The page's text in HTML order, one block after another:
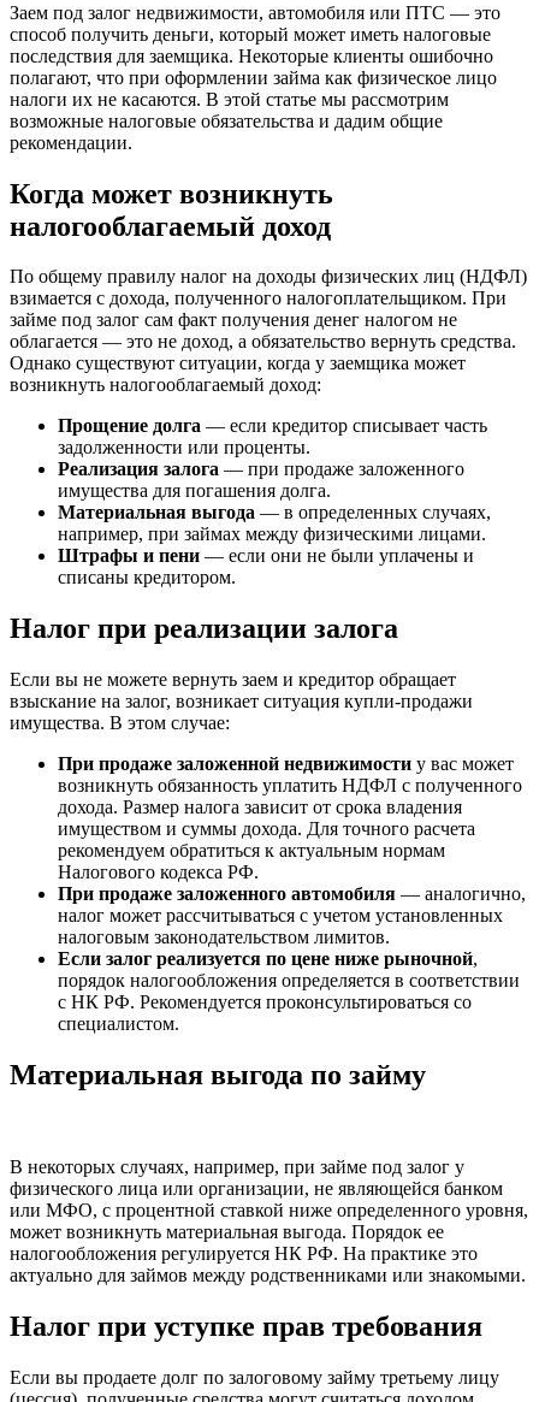
Заем под залог недвижимости, автомобиля или ПТС — это
способ получить деньги, который может иметь налоговые
последствия для заемщика. Некоторые клиенты ошибочно
полагают, что при оформлении займа как физическое лицо
налоги их не касаются. В этой статье мы рассмотрим
возможные налоговые обязательства и дадим общие
рекомендации.
Когда может возникнуть
налогооблагаемый доход
По общему правилу налог на доходы физических лиц (НДФЛ)
взимается с дохода, полученного налогоплательщиком. При
займе под залог сам факт получения денег налогом не
облагается — это не доход, а обязательство вернуть средства.
Однако существуют ситуации, когда у заемщика может
возникнуть налогооблагаемый доход:
Прощение долга — если кредитор списывает часть
задолженности или проценты.
Реализация залога — при продаже заложенного
имущества для погашения долга.
Материальная выгода — в определенных случаях,
например, при займах между физическими лицами.
Штрафы и пени — если они не были уплачены и
списаны кредитором.
Налог при реализации залога
Если вы не можете вернуть заем и кредитор обращает
взыскание на залог, возникает ситуация купли-продажи
имущества. В этом случае:
При продаже заложенной недвижимости у вас может
возникнуть обязанность уплатить НДФЛ с полученного
дохода. Размер налога зависит от срока владения
имуществом и суммы дохода. Для точного расчета
рекомендуем обратиться к актуальным нормам
Налогового кодекса РФ.
При продаже заложенного автомобиля — аналогично,
налог может рассчитываться с учетом установленных
налоговым законодательством лимитов.
Если залог реализуется по цене ниже рыночной,
порядок налогообложения определяется в соответствии
с НК РФ. Рекомендуется проконсультироваться со
специалистом.
Материальная выгода по займу
В некоторых случаях, например, при займе под залог у
физического лица или организации, не являющейся банком
или МФО, с процентной ставкой ниже определенного уровня,
может возникнуть материальная выгода. Порядок ее
налогообложения регулируется НК РФ. На практике это
актуально для займов между родственниками или знакомыми.
Налог при уступке прав требования
Если вы продаете долг по залоговому займу третьему лицу